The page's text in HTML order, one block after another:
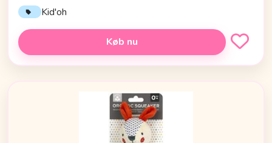
Kid'oh
Køb nu